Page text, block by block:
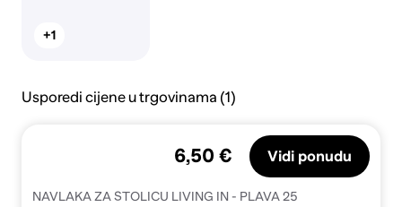
+1
Usporedi cijene u trgovinama (1)
NAVLAKA ZA STOLICU LIVING IN - PLAVA 25
6,50 € Vidi ponudu